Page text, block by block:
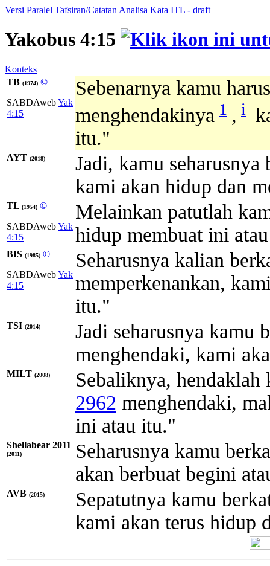
Versi Paralel Tafsiran/Catatan Analisa Kata ITL - draft
Yakobus 4:15
Konteks
TB (1974) ©
SABDAwebYak
4:15
Sebenarnya kamu
menghendakinya 1 , i
itu."
AYT (2018)
Jadi, kamu
kami akan hidup dan
TL (1954) ©
SABDAwebYak
4:15
Melainkan patutlah
hidup membuat ini
BIS (1985) ©
SABDAwebYak
4:15
Seharusnya kalian
memperkenankan,
itu."
TSI (2014)
Jadi seharusnya
menghendaki, kami
MILT (2008)
Sebaliknya,
2962 menghendaki,
ini atau itu."
Shellabear 2011
(2011)
Seharusnya kamu
akan berbuat begini
AVB (2015)
Sepatutnya kamu
kami akan terus hidup